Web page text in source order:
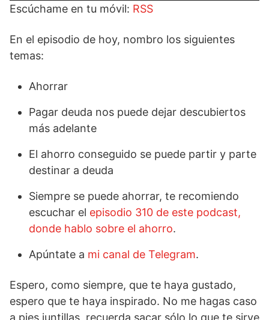
audio
Escúchame en tu móvil: RSS
En el episodio de hoy, nombro los siguientes
temas:
Ahorrar
Pagar deuda nos puede dejar descubiertos
más adelante
El ahorro conseguido se puede partir y parte
destinar a deuda
Siempre se puede ahorrar, te recomiendo
escuchar el episodio 310 de este podcast,
donde hablo sobre el ahorro.
Apúntate a mi canal de Telegram.
Espero, como siempre, que te haya gustado,
espero que te haya inspirado. No me hagas caso
a pies juntillas, recuerda sacar sólo lo que te sirve